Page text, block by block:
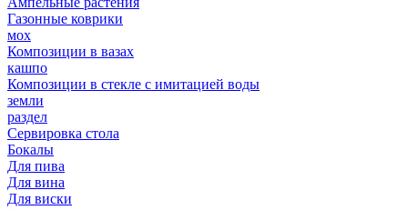
Газонные коврики
мох
Композиции в вазах
кашпо
Композиции в стекле с имитацией воды
земли
раздел
Сервировка стола
Бокалы
Для пива
Для вина
Для виски